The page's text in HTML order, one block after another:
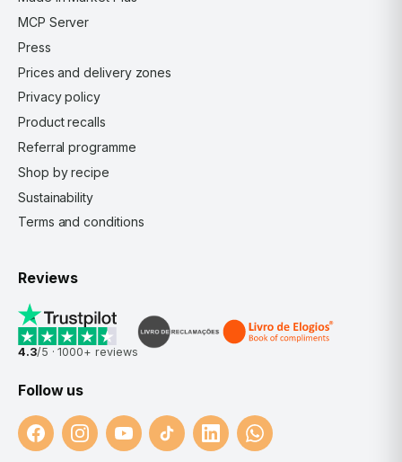
MCP Server
Press
Prices and delivery zones
Privacy policy
Product recalls
Referral programme
Shop by recipe
Sustainability
Terms and conditions
Reviews
4.3/5 ·1000+ reviews
Follow us